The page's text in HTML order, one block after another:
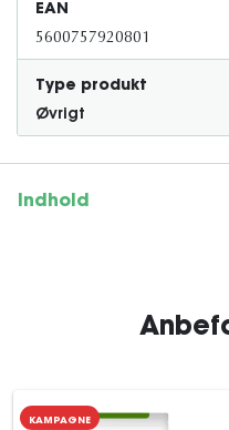
EAN
5600757920801
Type produkt
Øvrigt
Indhold
KAMPAGNE